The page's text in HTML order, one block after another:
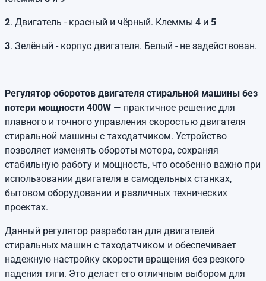
2. Двигатель - красный и чёрный. Клеммы 4 и 5
3. Зелёный - корпус двигателя. Белый - не задействован.
Регулятор оборотов двигателя стиральной машины без
потери мощности 400W — практичное решение для
плавного и точного управления скоростью двигателя
стиральной машины с таходатчиком. Устройство
позволяет изменять обороты мотора, сохраняя
стабильную работу и мощность, что особенно важно при
использовании двигателя в самодельных станках,
бытовом оборудовании и различных технических
проектах.
Данный регулятор разработан для двигателей
стиральных машин с таходатчиком и обеспечивает
надежную настройку скорости вращения без резкого
падения тяги. Это делает его отличным выбором для